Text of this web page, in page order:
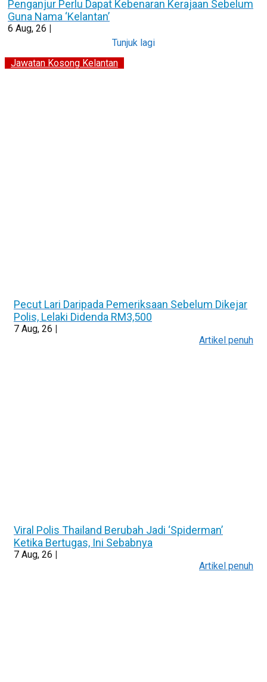
Penganjur Perlu Dapat Kebenaran Kerajaan Sebelum
Guna Nama ‘Kelantan’
6 Aug, 26
Tunjuk lagi
Jawatan Kosong Kelantan
Pecut Lari Daripada Pemeriksaan Sebelum Dikejar
Polis, Lelaki Didenda RM3,500
7 Aug, 26 |
Artikel penuh
Viral Polis Thailand Berubah Jadi ‘Spiderman’
Ketika Bertugas, Ini Sebabnya
7 Aug, 26 |
Artikel penuh